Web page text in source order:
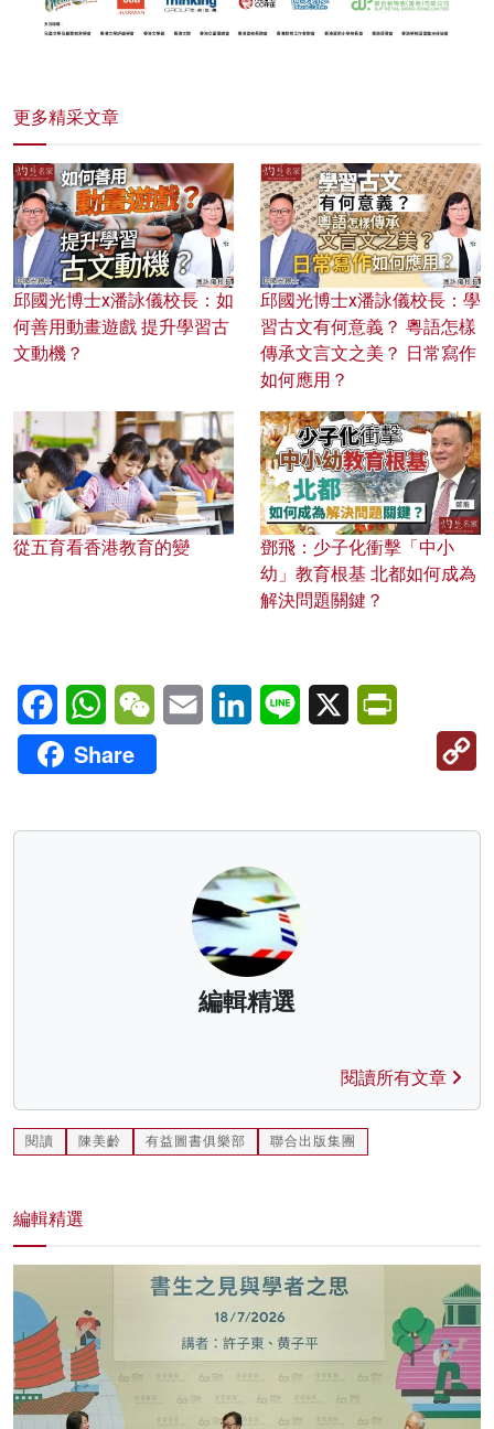
更多精采文章
邱國光博士x潘詠儀校長：如
何善用動畫遊戲 提升學習古
文動機？
邱國光博士x潘詠儀校長：學
習古文有何意義？ 粵語怎樣
傳承文言文之美？ 日常寫作
如何應用？
從五育看香港教育的變
鄧飛：少子化衝擊「中小
幼」教育根基 北都如何成為
解決問題關鍵？
FacebookWhatsAppWeChatEmail LinkedInLine X
Share
編輯精選
閱讀所有文章
閱讀 陳美齡 有益圖書俱樂部 聯合出版集團
編輯精選